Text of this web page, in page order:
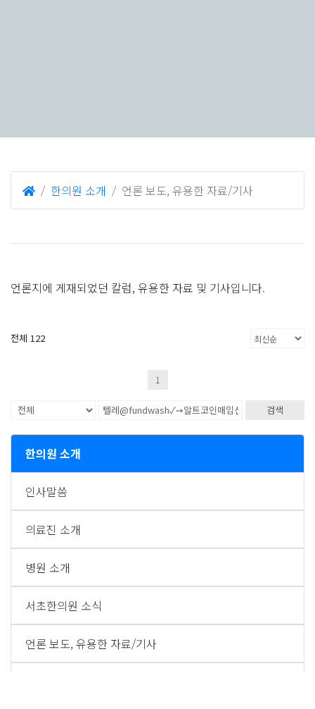
한의원 소개
인사말씀
의료진 소개
병원 소개
서초한의원 소식
언론 보도, 유용한 자료/기사
한의원 소개 언론 보도, 유용한 자료/기사
언론지에 게재되었던 칼럼, 유용한 자료 및 기사입니다.
전체 122
1
검색